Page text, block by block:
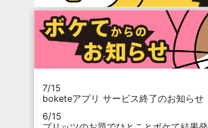
7/15
boketeアプリ サービス終了のお知らせ
6/15